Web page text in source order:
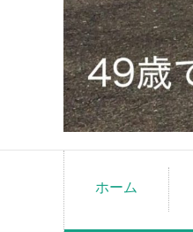
ホーム